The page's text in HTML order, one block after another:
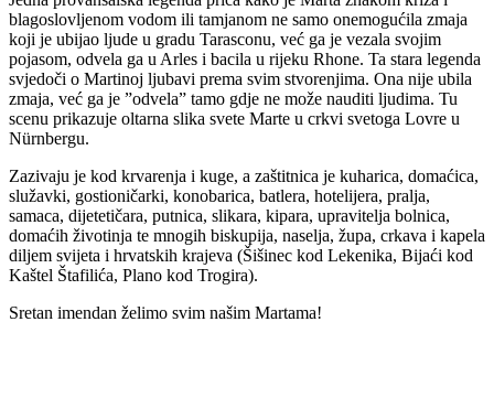
blagoslovljenom vodom ili tamjanom ne samo onemogućila zmaja
koji je ubijao ljude u gradu Tarasconu, već ga je vezala svojim
pojasom, odvela ga u Arles i bacila u rijeku Rhone. Ta stara legenda
svjedoči o Martinoj ljubavi prema svim stvorenjima. Ona nije ubila
zmaja, već ga je ”odvela” tamo gdje ne može nauditi ljudima. Tu
scenu prikazuje oltarna slika svete Marte u crkvi svetoga Lovre u
Nürnbergu.
Zazivaju je kod krvarenja i kuge, a zaštitnica je kuharica, domaćica,
služavki, gostioničarki, konobarica, batlera, hotelijera, pralja,
samaca, dijetetičara, putnica, slikara, kipara, upravitelja bolnica,
domaćih životinja te mnogih biskupija, naselja, župa, crkava i kapela
diljem svijeta i hrvatskih krajeva (Šišinec kod Lekenika, Bijaći kod
Kaštel Štafilića, Plano kod Trogira).
Sretan imendan želimo svim našim Martama!